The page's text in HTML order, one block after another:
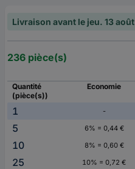
Livraison avant le jeu. 13 août
236 pièce(s)
Quantité
(pièce(s))
Economie
1 -
5
6% = 0,44 €
10
8% = 0,60 €
25
10% = 0,72 €